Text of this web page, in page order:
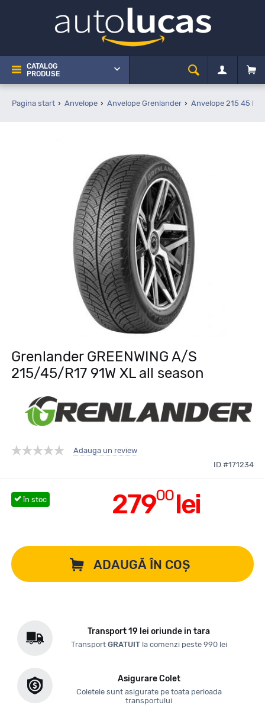
CATALOG
PRODUSE
Pagina start Anvelope Anvelope Grenlander Anvelope 215 45 R17
Grenlander GREENWING A/S
215/45/R17 91W XL all season
Adauga un review
ID #171234
27900lei
în stoc
ADAUGĂ ÎN COȘ
Transport 19 lei oriunde in tara
Transport GRATUITla comenzi peste 990 lei
Asigurare Colet
Coletele sunt asigurate pe toata perioada
transportului